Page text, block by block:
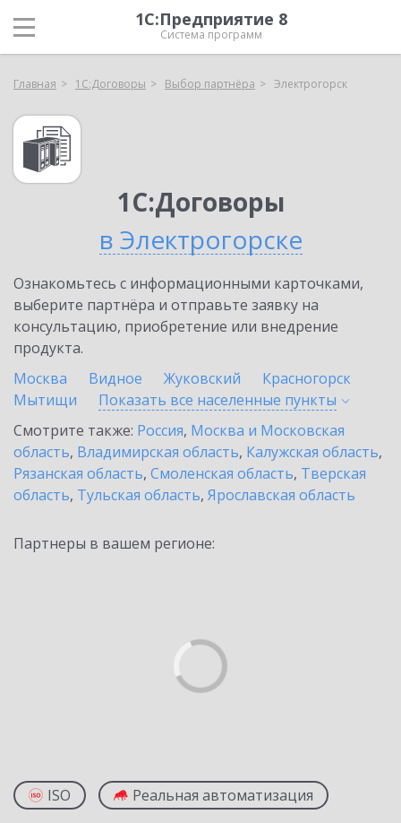
1С:Предприятие 8
Система программ
Главная 1С:Договоры Выбор партнёра Электрогорск
1С:Договоры
в Электрогорске
Ознакомьтесь с информационными карточками,
выберите партнёра и отправьте заявку на
консультацию, приобретение или внедрение
продукта.
Москва
Видное Жуковский
Красногорск
Мытищи
Показать все населенные пункты
Смотрите также: Россия, Москва и Московская
область, Владимирская область, Калужская область,
Рязанская область, Смоленская область, Тверская
область, Тульская область, Ярославская область
Партнеры в вашем регионе:
ISO Реальная автоматизация